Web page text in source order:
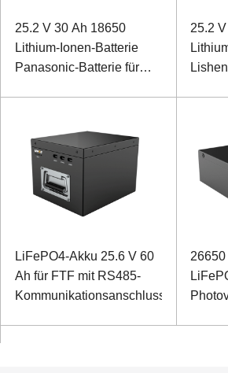
25.2 V 30 Ah 18650
Lithium-Ionen-Batterie
Panasonic-Batterie für
25.2
LiFePO4-Akku 25.6 V 60
Ah für FTF mit RS485-
Kommunikationsanschluss